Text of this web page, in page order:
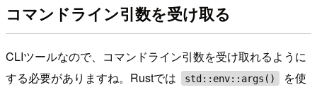
コマンドライン引数を受け取る
CLIツールなので、コマンドライン引数を受け取れるように
する必要がありますね。Rustでは
std::env::args()
を使